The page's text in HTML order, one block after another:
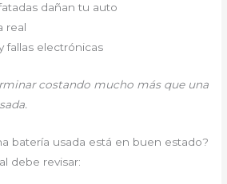
dañan tu auto
real
fallas electrónicas
costando mucho más que una
batería usada está en buen estado?
debe revisar: